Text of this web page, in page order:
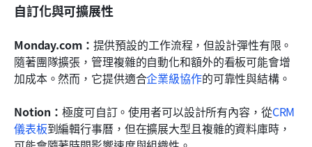
自訂化與可擴展性
Monday.com： 提供預設的工作流程，但設計彈性有限。
隨著團隊擴張，管理複雜的自動化和額外的看板可能會增
加成本。然而，它提供適合企業級協作的可靠性與結構。
Notion：極度可自訂。使用者可以設計所有內容，從CRM
儀表板到編輯行事曆，但在擴展大型且複雜的資料庫時，